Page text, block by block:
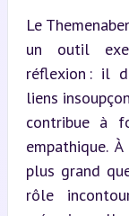
Le
un outil
réflexion : il
liens
contribue à
empathique.
plus grand
rôle